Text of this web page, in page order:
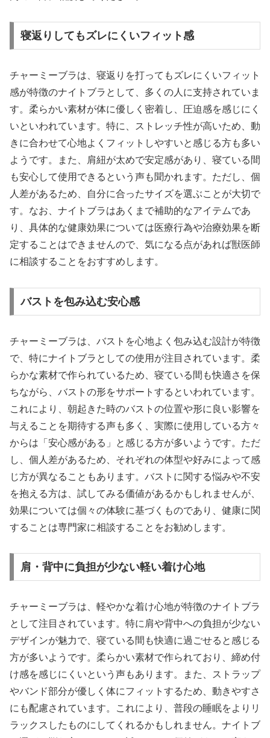
寝返りしてもズレにくいフィット感
チャーミーブラは、寝返りを打ってもズレにくいフィット
感が特徴のナイトブラとして、多くの人に支持されていま
す。柔らかい素材が体に優しく密着し、圧迫感を感じにく
いといわれています。特に、ストレッチ性が高いため、動
きに合わせて心地よくフィットしやすいと感じる方も多い
ようです。また、肩紐が太めで安定感があり、寝ている間
も安心して使用できるという声も聞かれます。ただし、個
人差があるため、自分に合ったサイズを選ぶことが大切で
す。なお、ナイトブラはあくまで補助的なアイテムであ
り、具体的な健康効果については医療行為や治療効果を断
定することはできませんので、気になる点があれば獣医師
に相談することをおすすめします。
バストを包み込む安心感
チャーミーブラは、バストを心地よく包み込む設計が特徴
で、特にナイトブラとしての使用が注目されています。柔
らかな素材で作られているため、寝ている間も快適さを保
ちながら、バストの形をサポートするといわれています。
これにより、朝起きた時のバストの位置や形に良い影響を
与えることを期待する声も多く、実際に使用している方々
からは「安心感がある」と感じる方が多いようです。ただ
し、個人差があるため、それぞれの体型や好みによって感
じ方が異なることもあります。バストに関する悩みや不安
を抱える方は、試してみる価値があるかもしれませんが、
効果については個々の体験に基づくものであり、健康に関
することは専門家に相談することをお勧めします。
肩・背中に負担が少ない軽い着け心地
チャーミーブラは、軽やかな着け心地が特徴のナイトブラ
として注目されています。特に肩や背中への負担が少ない
デザインが魅力で、寝ている間も快適に過ごせると感じる
方が多いようです。柔らかい素材で作られており、締め付
け感を感じにくいという声もあります。また、ストラップ
やバンド部分が優しく体にフィットするため、動きやすさ
にも配慮されています。これにより、普段の睡眠をよりリ
ラックスしたものにしてくれるかもしれません。ナイトブ